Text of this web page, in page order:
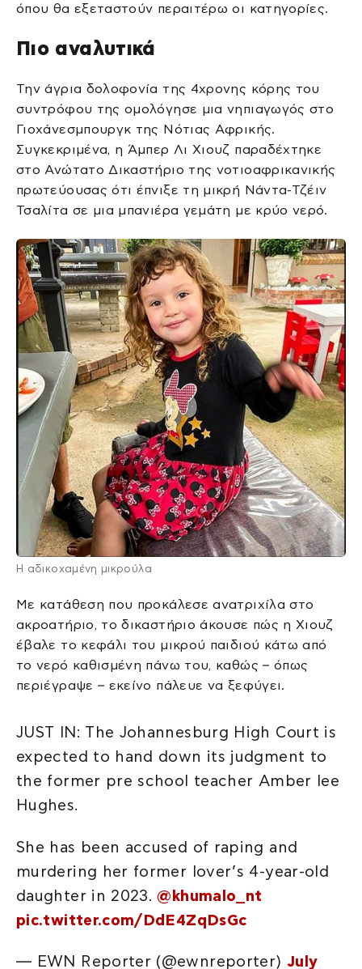
όπου θα εξεταστούν περαιτέρω οι κατηγορίες.
Πιο αναλυτικά
Την άγρια δολοφονία της 4χρονης κόρης του
συντρόφου της ομολόγησε μια νηπιαγωγός στο
Γιοχάνεσμπουργκ της Νότιας Αφρικής.
Συγκεκριμένα, η Άμπερ Λι Χιουζ παραδέχτηκε
στο Ανώτατο Δικαστήριο της νοτιοαφρικανικής
πρωτεύουσας ότι έπνιξε τη μικρή Νάντα-Τζέιν
Τσαλίτα σε μια μπανιέρα γεμάτη με κρύο νερό.
Η αδικοχαμένη μικρούλα
Με κατάθεση που προκάλεσε ανατριχίλα στο
ακροατήριο, το δικαστήριο άκουσε πώς η Χιουζ
έβαλε το κεφάλι του μικρού παιδιού κάτω από
το νερό καθισμένη πάνω του, καθώς – όπως
περιέγραψε – εκείνο πάλευε να ξεφύγει.
JUST IN: The Johannesburg High Court is
expected to hand down its judgment to
the former pre school teacher Amber lee
Hughes.
She has been accused of raping and
murdering her former lover’s 4-year-old
daughter in 2023.@khumalo_nt
pic.twitter.com/DdE4ZqDsGc
— EWN Reporter (@ewnreporter) July